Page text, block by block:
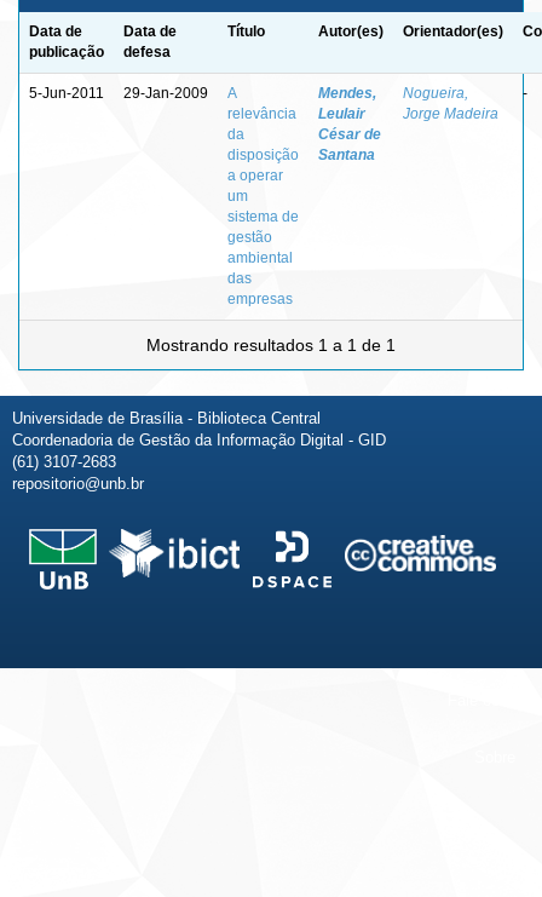
Data de
publicação
Data de
defesa
Título Autor(es) Orientador(es)
5-Jun-2011 29-Jan-2009
A
relevância
da
disposição
a operar
um
sistema de
gestão
ambiental
das
empresas
Mendes,
Leulair
César de
Santana
Nogueira,
Jorge Madeira
-
Mostrando resultados 1 a 1 de 1
Universidade de Brasília - Biblioteca Central
Coordenadoria de Gestão da Informação Digital - GID
(61) 3107-2683
repositorio@unb.br